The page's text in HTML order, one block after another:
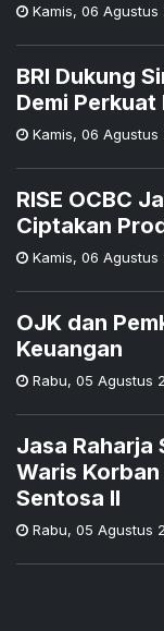
Kamis, 06 Agustus
BRI Dukung
Demi
Kamis, 06 Agustus
RISE OCBC
Ciptakan
Kamis, 06 Agustus
OJK dan
Keuangan
Rabu, 05 Agustus
Jasa Raharja
Waris
Sentosa II
Rabu, 05 Agustus